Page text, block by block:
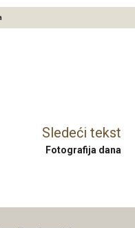
Sledeći tekst
Fotografija dana